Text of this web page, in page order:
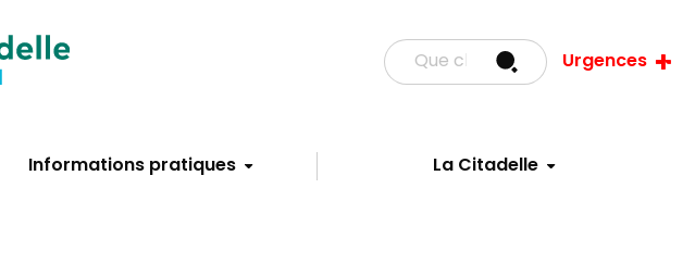
Informations pratiques La Citadelle
Urgences